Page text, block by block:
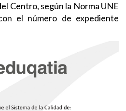
Centro, según la Norma UNE
el número de expediente